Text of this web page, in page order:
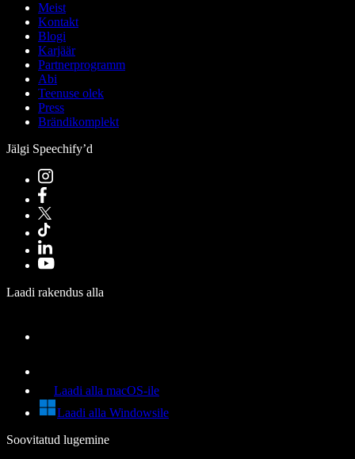
Meist
Kontakt
Blogi
Karjäär
Partnerprogramm
Abi
Teenuse olek
Press
Brändikomplekt
Jälgi Speechify’d
Laadi rakendus alla
Laadi alla macOS-ile
Laadi alla Windowsile
Soovitatud lugemine